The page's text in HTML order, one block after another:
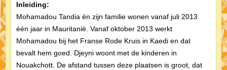
Inleiding:
Mohamadou Tandia én zijn familie wonen vanaf juli 2013
één jaar in Mauritanië. Vanaf oktober 2013 werkt
Mohamadou bij het Franse Rode Kruis in Kaedi en dat
bevalt hem goed. Djeyni woont met de kinderen in
Nouakchott. De afstand tussen deze plaatsen is groot, dat